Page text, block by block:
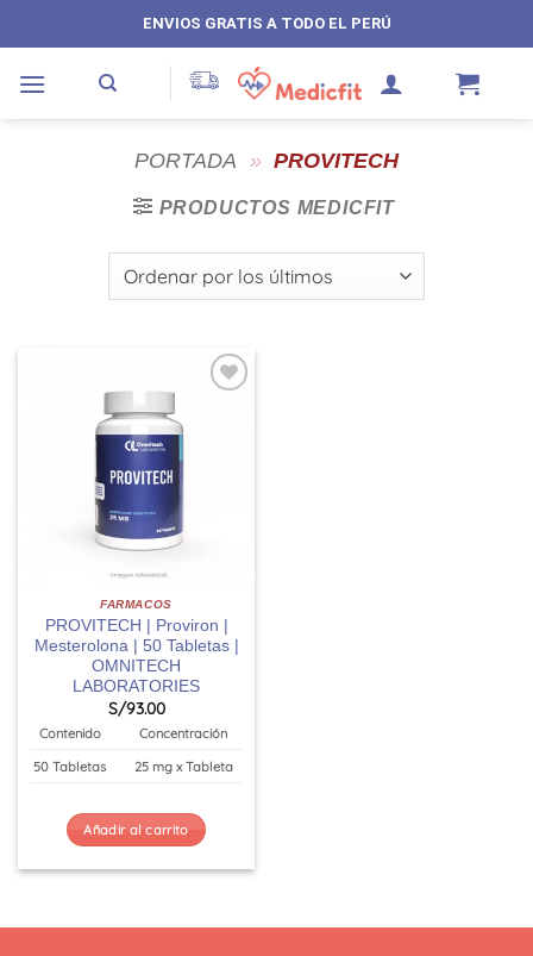
al
contenido
ENVIOS GRATIS A TODO EL PERÚ
PORTADA » PROVITECH
PRODUCTOS MEDICFIT
FARMACOS
PROVITECH | Proviron |
Mesterolona | 50 Tabletas |
OMNITECH
LABORATORIES
S/93.00
Contenido
Concentración
50 Tabletas
25 mg x Tableta
Añadir al carrito